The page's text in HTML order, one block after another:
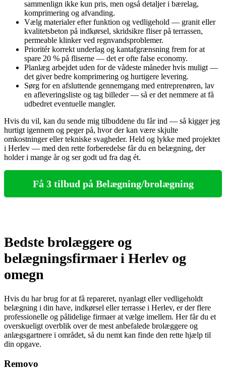
sammenlign ikke kun pris, men også detaljer i bærelag,
komprimering og afvanding.
Vælg materialer efter funktion og vedligehold — granit eller
kvalitetsbeton på indkørsel, skridsikre fliser på terrassen,
permeable klinker ved regnvandsproblemer.
Prioritér korrekt underlag og kantafgrænsning frem for at
spare 20 % på fliserne — det er ofte false economy.
Planlæg arbejdet uden for de vådeste måneder hvis muligt —
det giver bedre komprimering og hurtigere levering.
Sørg for en afsluttende gennemgang med entreprenøren, lav
en afleveringsliste og tag billeder — så er det nemmere at få
udbedret eventuelle mangler.
Hvis du vil, kan du sende mig tilbuddene du får ind — så kigger jeg
hurtigt igennem og peger på, hvor der kan være skjulte
omkostninger eller tekniske svagheder. Held og lykke med projektet
i Herlev — med den rette forberedelse får du en belægning, der
holder i mange år og ser godt ud fra dag ét.
Få 3 tilbud på Belægning/brolægning
Bedste brolæggere og
belægningsfirmaer i Herlev og
omegn
Hvis du har brug for at få repareret, nyanlagt eller vedligeholdt
belægning i din have, indkørsel eller terrasse i Herlev, er der flere
professionelle og pålidelige firmaer at vælge imellem. Her får du et
overskueligt overblik over de mest anbefalede brolæggere og
anlægsgartnere i området, så du nemt kan finde den rette hjælp til
din opgave.
Removo